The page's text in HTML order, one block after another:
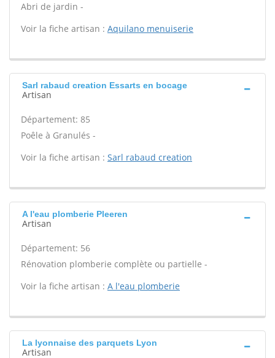
Abri de jardin -
Voir la fiche artisan : Aquilano menuiserie
Sarl rabaud creation Essarts en bocage
Artisan
Département: 85
Poêle à Granulés -
Voir la fiche artisan : Sarl rabaud creation
A l'eau plomberie Pleeren
Artisan
Département: 56
Rénovation plomberie complète ou partielle -
Voir la fiche artisan : A l'eau plomberie
La lyonnaise des parquets Lyon
Artisan